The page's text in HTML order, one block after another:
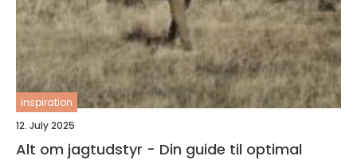
inspiration
12. July 2025
Alt om jagtudstyr - Din guide til optimal